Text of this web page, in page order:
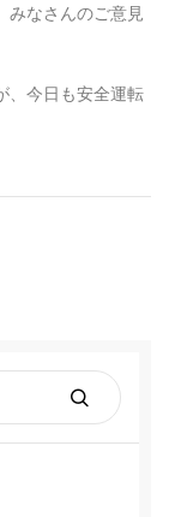
みなさんのご意見
、今日も安全運転
S
E